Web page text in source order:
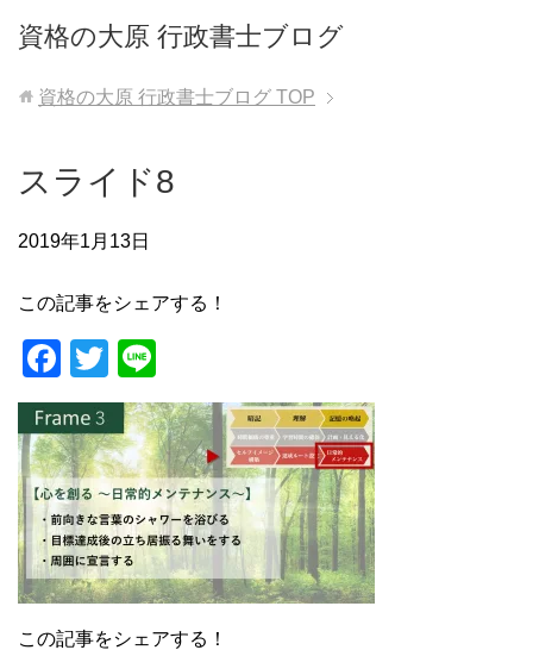
資格の大原 行政書士ブログ
資格の大原 行政書士ブログ TOP
スライド8
2019年1月13日
この記事をシェアする！
F
a
c
e
b
o
o
k
T
wi
tt
er
n
e
この記事をシェアする！